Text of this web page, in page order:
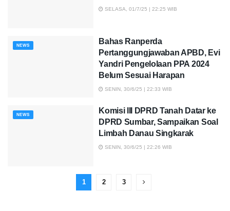
SELASA, 01/7/25 | 22:25 WIB
NEWS
Bahas Ranperda
Pertanggungjawaban APBD, Evi
Yandri Pengelolaan PPA 2024
Belum Sesuai Harapan
SENIN, 30/6/25 | 22:33 WIB
NEWS
Komisi III DPRD Tanah Datar ke
DPRD Sumbar, Sampaikan Soal
Limbah Danau Singkarak
SENIN, 30/6/25 | 22:26 WIB
1 2 3